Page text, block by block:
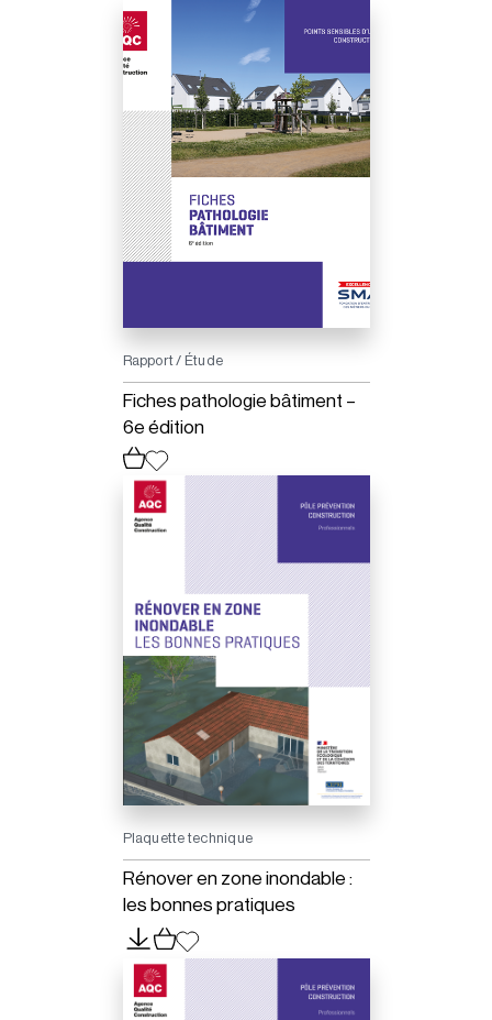
Rapport / Étude
Fiches pathologie bâtiment –
6e édition
Plaquette technique
Rénover en zone inondable :
les bonnes pratiques